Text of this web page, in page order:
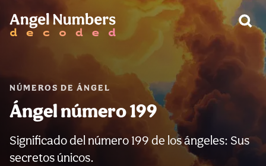
NÚMEROS DE ÁNGEL
Ángel número 199
Significado del número 199 de los ángeles: Sus
secretos únicos.
ADVERTENCIA: